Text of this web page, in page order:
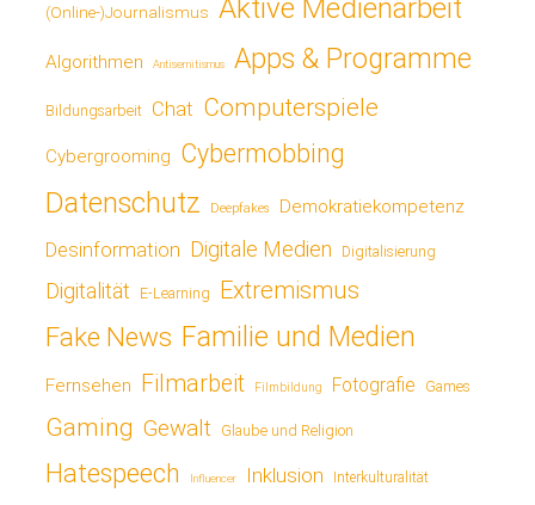
(Online-)Journalismus Aktive Medienarbeit
Algorithmen Antisemitismus Apps & Programme
Bildungsarbeit Chat Computerspiele
Cybergrooming Cybermobbing
Datenschutz Deepfakes Demokratiekompetenz
Desinformation Digitale Medien Digitalisierung
Digitalität E-Learning Extremismus
Fake News Familie und Medien
Fernsehen Filmarbeit Filmbildung Fotografie Games
Gaming Gewalt Glaube und Religion
Hatespeech Influencer Inklusion Interkulturalität